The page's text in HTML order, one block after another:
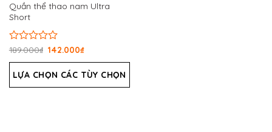
Quần thể thao nam Ultra
Short
Được
hạng
0
5
189.000₫ 142.000₫
LỰA CHỌN CÁC TÙY CHỌN